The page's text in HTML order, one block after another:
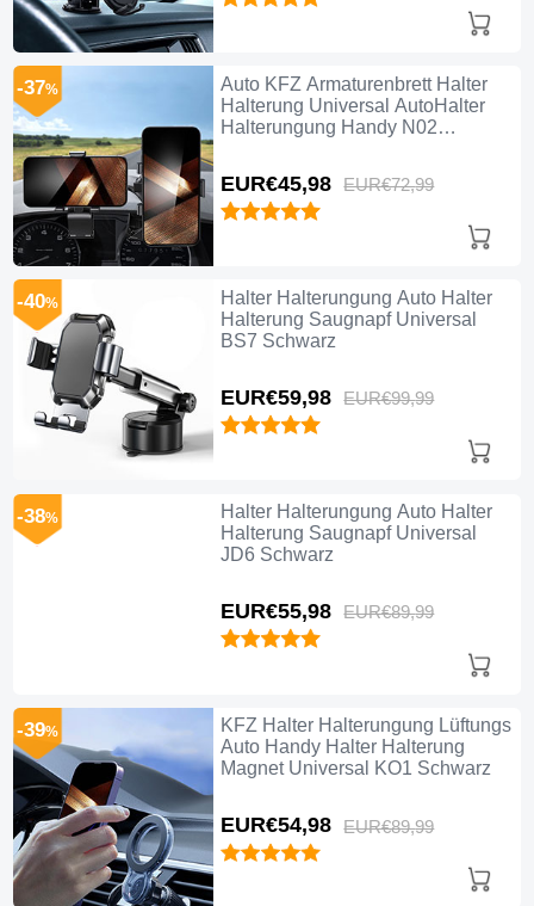
Auto KFZ Armaturenbrett Halter
Halterung Universal AutoHalter
Halterungung Handy N02
EUR€45,98 EUR€72,99
-37%
Halter Halterungung Auto Halter
Halterung Saugnapf Universal
BS7 Schwarz
EUR€59,98 EUR€99,99
-40%
Halter Halterungung Auto Halter
Halterung Saugnapf Universal
JD6 Schwarz
EUR€55,98 EUR€89,99
-38%
KFZ Halter Halterungung Lüftungs
Auto Handy Halter Halterung
Magnet Universal KO1 Schwarz
EUR€54,98 EUR€89,99
-39%